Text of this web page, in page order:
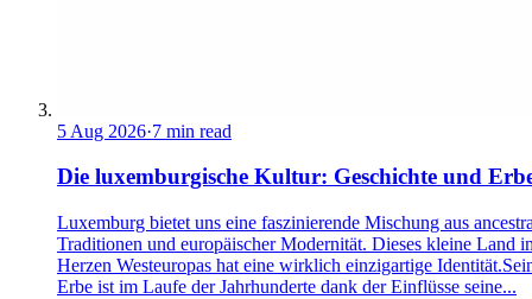
5 Aug 2026·7 min read
Die luxemburgische Kultur: Geschichte und
Luxemburg bietet uns eine faszinierende Mischung aus
Traditionen und europäischer Modernität. Dieses kleine Land
Herzen Westeuropas hat eine wirklich einzigartige
Erbe ist im Laufe der Jahrhunderte dank der Einflüsse seine...